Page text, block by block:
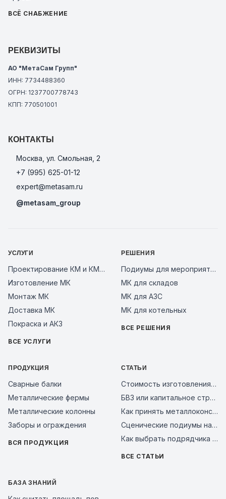
ВСЁ СНАБЖЕНИЕ
РЕКВИЗИТЫ
АО "МетаСам Групп"
ИНН: 7734488360
ОГРН: 1237700778743
КПП: 770501001
КОНТАКТЫ
Москва, ул. Смольная, 2
+7 (995) 625-01-12
expert@metasam.ru
@metasam_group
УСЛУГИ
Проектирование КМ и КМД
Изготовление МК
Монтаж МК
Доставка МК
Покраска и АКЗ
ВСЕ УСЛУГИ
РЕШЕНИЯ
Подиумы для мероприятий
МК для складов
МК для АЗС
МК для котельных
ВСЕ РЕШЕНИЯ
ПРОДУКЦИЯ
Сварные балки
Металлические фермы
Металлические колонны
Заборы и ограждения
ВСЯ ПРОДУКЦИЯ
СТАТЬИ
Стоимость изготовления металлоконструкций за тонну в 2026 году: из чего складывается цена и как сравнить предложения заводов
БВЗ или капитальное строительство: сравнение смет 2026
Как принять металлоконструкции на объекте: чек-лист входного контроля и типичные ошибки поставщиков в 2026 году
Сценические подиумы на металлическом каркасе: почему это надежное решение для мероприятий, бизнеса и уличных площадок
Как выбрать подрядчика на металлоконструкции в 2026 году: чек-лист проверки завода перед авансом
ВСЕ СТАТЬИ
БАЗА ЗНАНИЙ